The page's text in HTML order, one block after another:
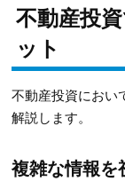
不動産投
ット
不動産投資におい
解説します。
複雑な情報を